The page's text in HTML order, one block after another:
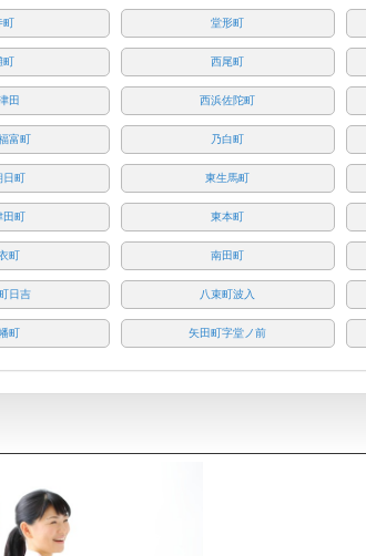
堂形町
西尾町
田 西浜佐陀町
富町 乃白町
町 東生馬町
町 東本町
町 南田町
日吉 八束町波入
町 矢田町字堂ノ前